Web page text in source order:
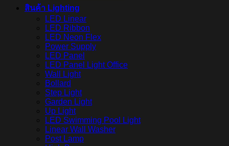
สินค้า Lighting
LED Linear
LED Ribbon
LED Neon Flex
Power Supply
LED Panel
LED Panel Light Office
Wall Light
Bollard
Step Light
Garden Light
Up Light
LED Swimming Pool Light
Linear Wall Washer
Post Lamp